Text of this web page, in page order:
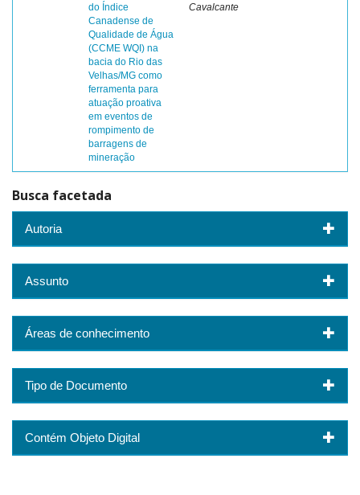
do Índice
Canadense de
Qualidade de Água
(CCME WQI) na
bacia do Rio das
Velhas/MG como
ferramenta para
atuação proativa
em eventos de
rompimento de
barragens de
mineração
Cavalcante
Busca facetada
Autoria
Assunto
Áreas de conhecimento
Tipo de Documento
Contém Objeto Digital